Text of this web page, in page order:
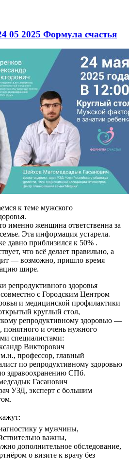
05 2025 Формула счастья
к теме мужского
именно женщина ответственна за
Эта информация устарела.
давно приблизился к 50% .
что всё делает правильно, а
— возможно, пришло время
шире.
репродуктивного здоровья
с Городским Центром
и медицинской профилактики
круглый стол,
репродуктивному здоровью —
понятного и очень нужного
специалистами:
Викторович
профессор, главный
по репродуктивному здоровью
здравоохранению СПб.
Гасанович
УЗД, эксперт с большим
у мужчины,
важны,
дополнительное обследование,
о визите к врачу без